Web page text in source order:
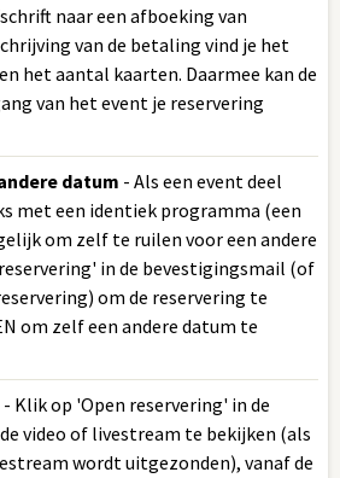
naar een afboeking van
van de betaling vind je het
het aantal kaarten. Daarmee kan de
van het event je reservering
datum - Als een event deel
met een identiek programma (een
om zelf te ruilen voor een andere
in de bevestigingsmail (of
om de reservering te
om zelf een andere datum te
- Klik op 'Open reservering' in de
video of livestream te bekijken (als
wordt uitgezonden), vanaf de